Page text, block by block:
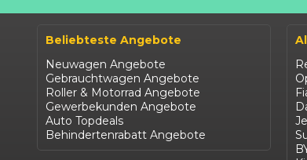
Beliebteste Angebote
Neuwagen Angebote
Gebrauchtwagen Angebote
Roller & Motorrad Angebote
Gewerbekunden Angebote
Auto Topdeals
Behindertenrabatt Angebote